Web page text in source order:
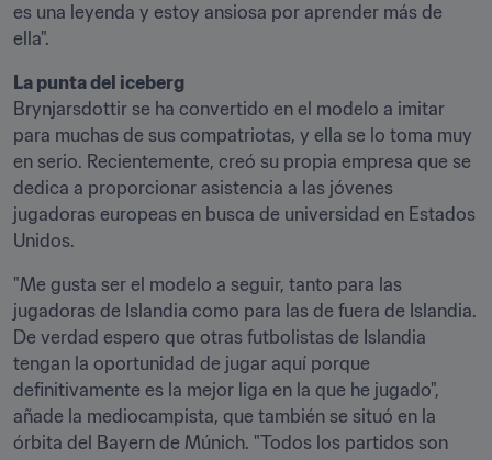
es una leyenda y estoy ansiosa por aprender más de
ella".
La punta del iceberg
Brynjarsdottir se ha convertido en el modelo a imitar
para muchas de sus compatriotas, y ella se lo toma muy
en serio. Recientemente, creó su propia empresa que se
dedica a proporcionar asistencia a las jóvenes
jugadoras europeas en busca de universidad en Estados
Unidos.
"Me gusta ser el modelo a seguir, tanto para las
jugadoras de Islandia como para las de fuera de Islandia.
De verdad espero que otras futbolistas de Islandia
tengan la oportunidad de jugar aquí porque
definitivamente es la mejor liga en la que he jugado",
añade la mediocampista, que también se situó en la
órbita del Bayern de Múnich. "Todos los partidos son